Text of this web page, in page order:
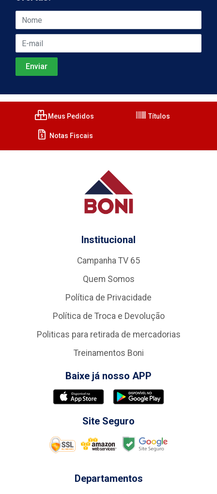
Meus Pedidos Títulos
Notas Fiscais
Institucional
Campanha TV 65
Quem Somos
Política de Privacidade
Política de Troca e Devolução
Politicas para retirada de mercadorias
Treinamentos Boni
Baixe já nosso APP
Site Seguro
Departamentos